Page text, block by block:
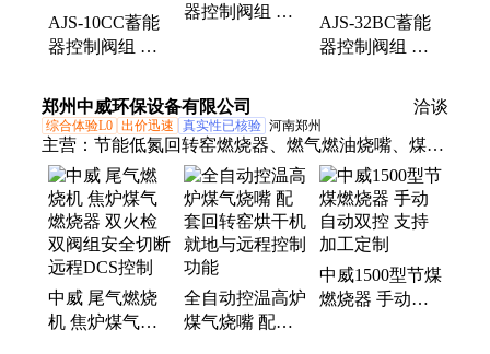
AJS-10CC蓄能
器控制阀组 温
器控制阀组 温
AJS-32BC蓄能
器控制阀组 温
郑州中威环保设备有限公司
洽谈
综合体验L0 出价迅速 真实性已核验 河南郑州
主营： 节能低氮回转窑燃烧器、燃气燃油烧嘴、煤粉
燃烧器、安全阀、尾气燃烧器、DCS系统工程、烤包
器、冶金烘烤器、蓄热式燃控系统
中威 尾气燃烧
机 焦炉煤气燃
全自动控温高炉
煤气烧嘴 配套
中威1500型节煤
燃烧器 手动自